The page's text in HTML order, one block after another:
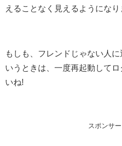
えることなく見えるようになり
もしも、フレンドじゃない人
いうときは、一度再起動して
いね!
スポンサ